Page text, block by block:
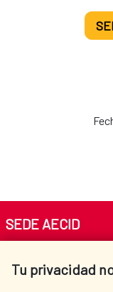
Tu privacidad
SEDE AECID
Tel. +34 900 20 30 54​​​​​​​